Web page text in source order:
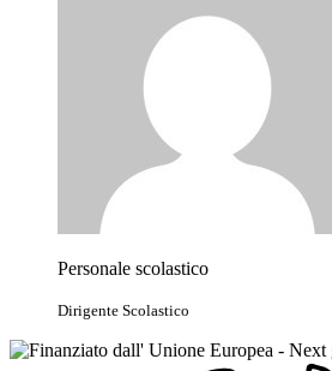
Personale scolastico
Dirigente Scolastico